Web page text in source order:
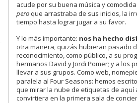
acude por su buena música y
pero que arrastraba de sus inicios, la
tiempo hasta lograr jugar a su favor.
Y lo más importante: nos ha hecho
otra manera, quizás hubieran pasado
reconocimiento, como público, a su
hermanos David y Jordi Pomer; y a
llevar a sus grupos. Como web,
paralela al Four Seasons: hemos escrito
que mirar la nube de etiquetas de aquí
convirtiera en la primera sala de